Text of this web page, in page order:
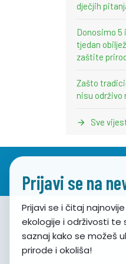
dječjih
Donosimo 5
tjedan
zaštite
Zašto
nisu održivo
Sve
Prijavi se na
Prijavi se i čitaj
ekologije i održivosti te
saznaj kako se možeš
prirode i okoliša!
Udruga za prirodu,
Obala hrvatskog